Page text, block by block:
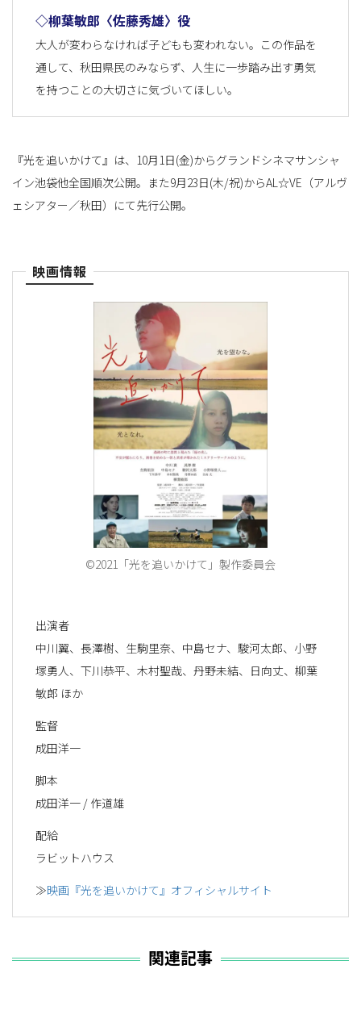
◇柳葉敏郎〈佐藤秀雄〉役
大人が変わらなければ子どもも変われない。この作品を
通して、秋田県民のみならず、人生に一歩踏み出す勇気
を持つことの大切さに気づいてほしい。
『光を追いかけて』は、10月1日(金)からグランドシネマサンシャ
イン池袋他全国順次公開。また9月23日(木/祝)からAL☆VE（アルヴ
ェシアター／秋田）にて先行公開。
映画情報
©2021「光を追いかけて」製作委員会
出演者
中川翼、長澤樹、生駒里奈、中島セナ、駿河太郎、小野
塚勇人、下川恭平、木村聖哉、丹野未結、日向丈、柳葉
敏郎 ほか
監督
成田洋一
脚本
成田洋一 / 作道雄
配給
ラビットハウス
≫映画『光を追いかけて』オフィシャルサイト
関連記事